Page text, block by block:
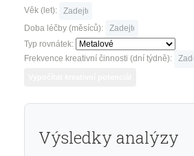
Věk (let):
Doba léčby (měsíců):
Typ rovnátek:
Frekvence kreativní činnosti (dní týdně):
Výsledky analýzy